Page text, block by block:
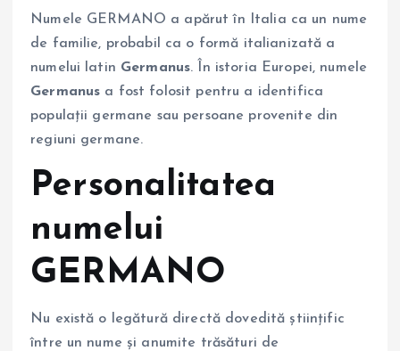
Numele GERMANO a apărut în Italia ca un nume
de familie, probabil ca o formă italianizată a
numelui latin Germanus. În istoria Europei, numele
Germanus a fost folosit pentru a identifica
populații germane sau persoane provenite din
regiuni germane.
Personalitatea
numelui
GERMANO
Nu există o legătură directă dovedită științific
între un nume și anumite trăsături de